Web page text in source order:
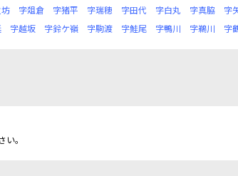
字爼倉 字猪平 字瑞穂 字田代 字白丸 字真脇 字
字越坂 字鈴ケ嶺 字駒渡 字鮭尾 字鴨川 字鵜川 字
。